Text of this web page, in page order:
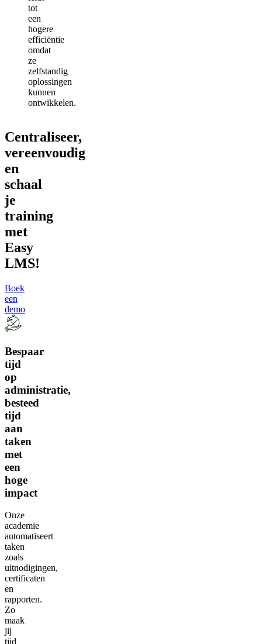
tot
een
hogere
efficiëntie
omdat
ze
zelfstandig
oplossingen
kunnen
ontwikkelen.
Centraliseer,
vereenvoudig
en
schaal
je
training
met
Easy
LMS!
Boek
een
demo
Bespaar
tijd
op
administratie,
besteed
tijd
aan
taken
met
een
hoge
impact
Onze
academie
automatiseert
taken
zoals
uitnodigingen,
certificaten
en
rapporten.
Zo
maak
jij
tijd